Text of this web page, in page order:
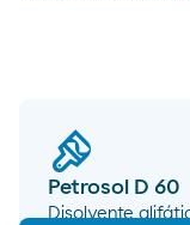
Petrosol D 60
Disolvente